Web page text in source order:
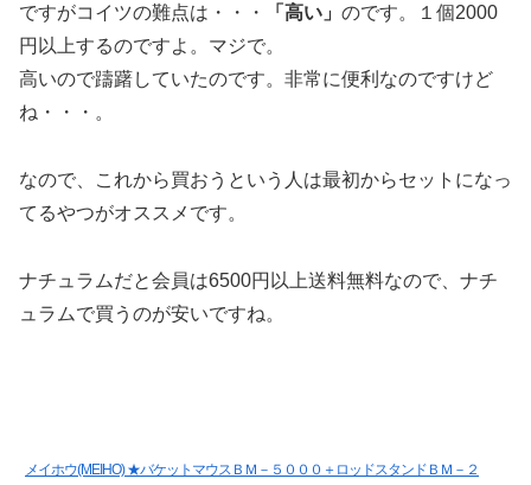
ですがコイツの難点は・・・ 「高い」 のです。１個2000
円以上するのですよ。マジで。
高いので躊躇していたのです。非常に便利なのですけど
ね・・・。
なので、これから買おうという人は最初からセットになっ
てるやつがオススメです。
ナチュラムだと会員は6500円以上送料無料なので、ナチ
ュラムで買うのが安いですね。
メイホウ(MEIHO) ★バケットマウスＢＭ－５０００＋ロッドスタンドＢＭ－２